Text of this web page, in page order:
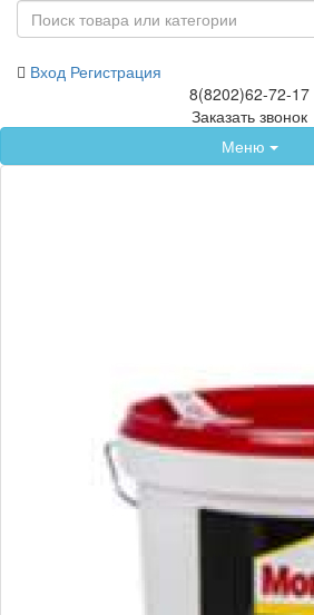
Вход Регистрация
8(8202)62-72-17
Заказать звонок
Меню